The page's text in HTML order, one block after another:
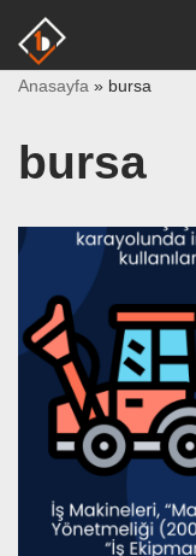
İçeriğe
geç
Anasayfa » bursa
bursa